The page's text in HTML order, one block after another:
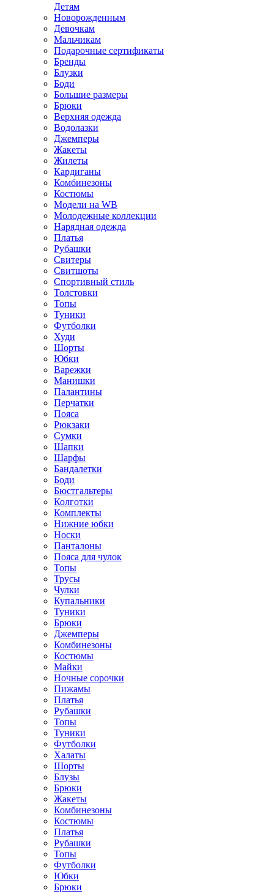
Детям
Новорожденным
Девочкам
Мальчикам
Подарочные сертификаты
Бренды
Блузки
Боди
Большие размеры
Брюки
Верхняя одежда
Водолазки
Джемперы
Жакеты
Жилеты
Кардиганы
Комбинезоны
Костюмы
Модели на WB
Молодежные коллекции
Нарядная одежда
Платья
Рубашки
Свитеры
Свитшоты
Спортивный стиль
Толстовки
Топы
Туники
Футболки
Худи
Шорты
Юбки
Варежки
Манишки
Палантины
Перчатки
Пояса
Рюкзаки
Сумки
Шапки
Шарфы
Бандалетки
Боди
Бюстгальтеры
Колготки
Комплекты
Нижние юбки
Носки
Панталоны
Поясa для чулок
Топы
Трусы
Чулки
Купальники
Туники
Брюки
Джемперы
Комбинезоны
Костюмы
Майки
Ночные сорочки
Пижамы
Платья
Рубашки
Топы
Туники
Футболки
Халаты
Шорты
Блузы
Брюки
Жакеты
Комбинезоны
Костюмы
Платья
Рубашки
Топы
Футболки
Юбки
Брюки